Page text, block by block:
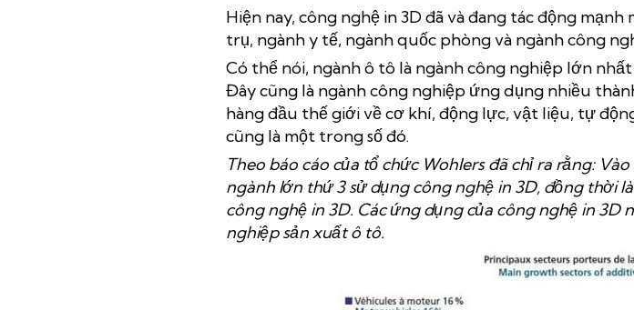
Hiện nay, công nghệ in 3D đã và đang tác động
trụ, ngành y tế, ngành quốc phòng và ngành công
Có thể nói, ngành ô tô là ngành công nghiệp lớn
Đây cũng là ngành công nghiệp ứng dụng nhiều
hàng đầu thế giới về cơ khí, động lực, vật liệu, tự
cũng là một trong số đó.
Theo báo cáo của tổ chức Wohlers đã chỉ ra rằng:
ngành lớn thứ 3 sử dụng công nghệ in 3D, đồng thời
công nghệ in 3D. Các ứng dụng của công nghệ in 3D
nghiệp sản xuất ô tô.